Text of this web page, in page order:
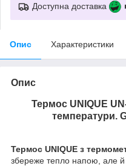
Доступна доставка
Опис Характеристики
Опис
Термос UNIQUE
температури.
Термос UNIQUE з
збереже тепло напою, але